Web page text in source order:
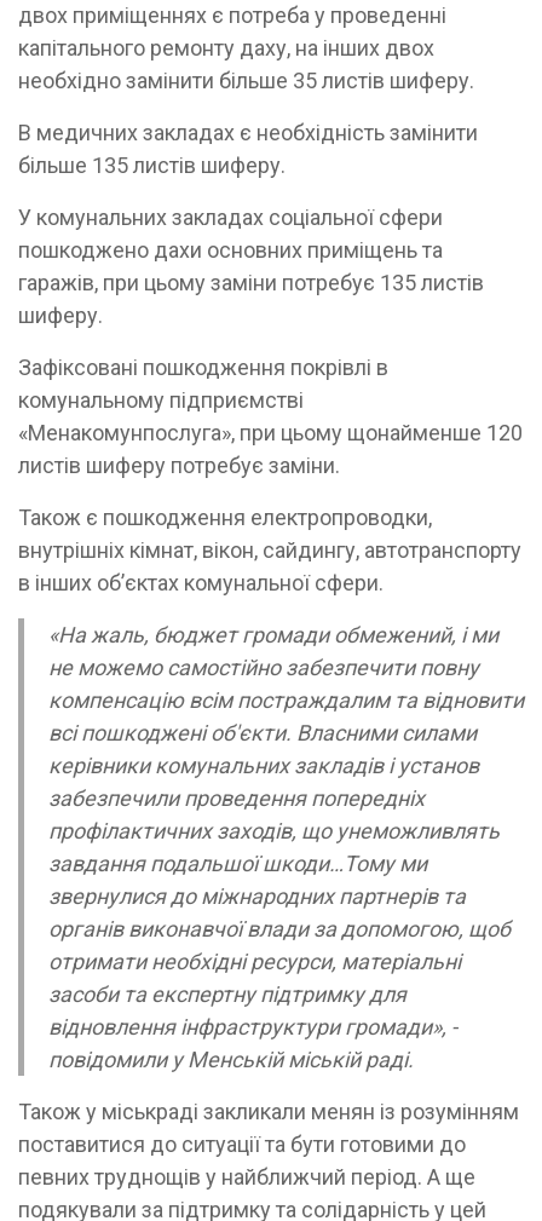
двох приміщеннях є потреба у проведенні
капітального ремонту даху, на інших двох
необхідно замінити більше 35 листів шиферу.
В медичних закладах є необхідність замінити
більше 135 листів шиферу.
У комунальних закладах соціальної сфери
пошкоджено дахи основних приміщень та
гаражів, при цьому заміни потребує 135 листів
шиферу.
Зафіксовані пошкодження покрівлі в
комунальному підприємстві
«Менакомунпослуга», при цьому щонайменше 120
листів шиферу потребує заміни.
Також є пошкодження електропроводки,
внутрішніх кімнат, вікон, сайдингу, автотранспорту
в інших об’єктах комунальної сфери.
«На жаль, бюджет громади обмежений, і ми
не можемо самостійно забезпечити повну
компенсацію всім постраждалим та відновити
всі пошкоджені об'єкти. Власними силами
керівники комунальних закладів і установ
забезпечили проведення попередніх
профілактичних заходів, що унеможливлять
завдання подальшої шкоди…Тому ми
звернулися до міжнародних партнерів та
органів виконавчої влади за допомогою, щоб
отримати необхідні ресурси, матеріальні
засоби та експертну підтримку для
відновлення інфраструктури громади», -
повідомили у Менській міській раді.
Також у міськраді закликали менян із розумінням
поставитися до ситуації та бути готовими до
певних труднощів у найближчий період. А ще
подякували за підтримку та солідарність у цей